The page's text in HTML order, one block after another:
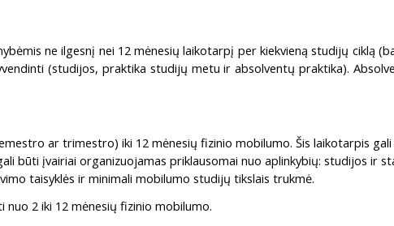
ne ilgesnį nei 12 mėnesių laikotarpį per kiekvieną studijų ciklą
(studijos, praktika studijų metu ir absolventų praktika).
ar trimestro) iki 12 mėnesių fizinio mobilumo. Šis laikotarpis
būti įvairiai organizuojamas priklausomai nuo aplinkybių: studijos ir
taisyklės ir minimali mobilumo studijų tikslais trukmė.
2 iki 12 mėnesių fizinio mobilumo.